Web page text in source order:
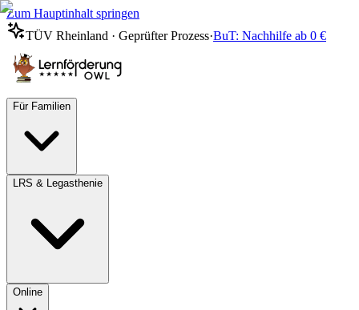
Zum Hauptinhalt springen
TÜV Rheinland · Geprüfter Prozess·BuT: Nachhilfe ab 0 €
Für Familien
LRS & Legasthenie
Online